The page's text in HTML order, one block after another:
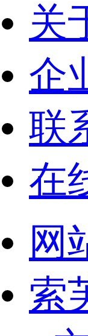
关
企
联
在
网
索